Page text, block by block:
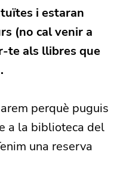
i estaran
(no cal venir a
te als llibres que
perquè puguis
a la biblioteca del
una reserva